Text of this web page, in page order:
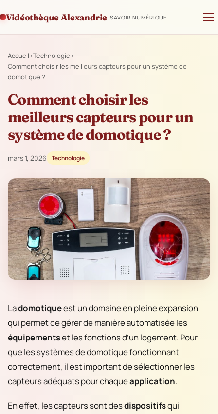
Vidéothèque Alexandrie SAVOIR NUMÉRIQUE
Accueil›Technologie›
Comment choisir les meilleurs capteurs pour un système de
domotique ?
Comment choisir les
meilleurs capteurs pour un
système de domotique ?
mars 1, 2026 Technologie
Ladomotiqueest un domaine en pleine expansion
qui permet de gérer de manière automatisée les
équipementset les fonctions d’un logement. Pour
que les systèmes de domotique fonctionnant
correctement, il est important de sélectionner les
capteurs adéquats pour chaqueapplication.
En effet, les capteurs sont desdispositifsqui